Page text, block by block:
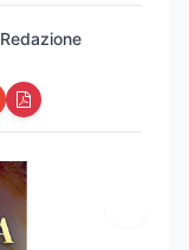
Redazione